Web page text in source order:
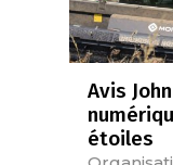
Avis
étoiles